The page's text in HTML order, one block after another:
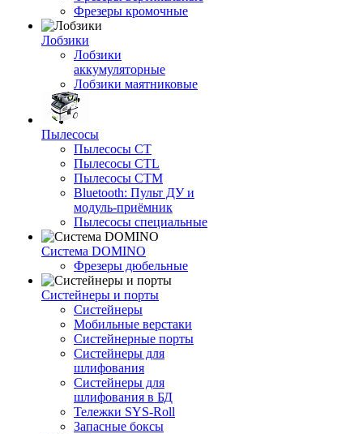
Фрезеры кромочные
Лобзики
Лобзики
аккумуляторные
Лобзики маятниковые
Пылесосы
Пылесосы CT
Пылесосы CTL
Пылесосы CTM
Bluetooth: Пульт ДУ и
модуль-приёмник
Пылесосы специальные
Система DOMINO
Фрезеры дюбельные
Систейнеры и порты
Систейнеры
Мобильные верстаки
Систейнерные порты
Систейнеры для
шлифования
Систейнеры для
шлифования в БД
Тележки SYS-Roll
Запасные боксы